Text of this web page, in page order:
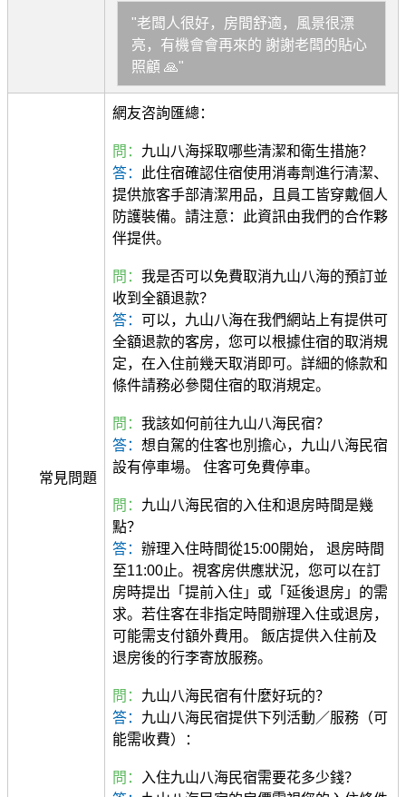
"老闆人很好，房間舒適，風景很漂
亮，有機會會再來的 謝謝老闆的貼心
照顧 🙏"
常見問題
網友咨詢匯總：
問： 九山八海採取哪些清潔和衛生措施？
答：
此住宿確認住宿使用消毒劑進行清潔、
提供旅客手部清潔用品，且員工皆穿戴個人
防護裝備。請注意：此資訊由我們的合作夥
伴提供。
問： 我是否可以免費取消九山八海的預訂並
收到全額退款？
答： 可以，九山八海在我們網站上有提供可
全額退款的客房，您可以根據住宿的取消規
定，在入住前幾天取消即可。詳細的條款和
條件請務必參閱住宿的取消規定。
問： 我該如何前往九山八海民宿？
答： 想自駕的住客也別擔心，九山八海民宿
設有停車場。 住客可免費停車。
問： 九山八海民宿的入住和退房時間是幾
點？
答： 辦理入住時間從15:00開始， 退房時間
至11:00止。視客房供應狀況，您可以在訂
房時提出「提前入住」或「延後退房」的需
求。若住客在非指定時間辦理入住或退房，
可能需支付額外費用。 飯店提供入住前及
退房後的行李寄放服務。
問： 九山八海民宿有什麼好玩的？
答： 九山八海民宿提供下列活動／服務（可
能需收費）：
問：
入住九山八海民宿需要花多少錢？